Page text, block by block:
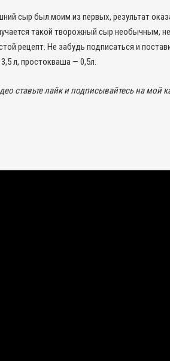
сыр был моим из первых, результат
такой творожный сыр необычным,
рецепт. Не забудь подписаться и
л, простокваша — 0,5л.
ставьте лайк и подписывайтесь на мой